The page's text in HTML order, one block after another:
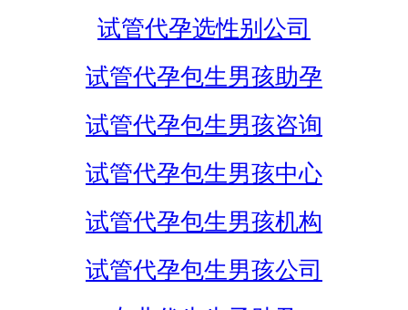
试管代孕选性别公司
试管代孕包生男孩助孕
试管代孕包生男孩咨询
试管代孕包生男孩中心
试管代孕包生男孩机构
试管代孕包生男孩公司